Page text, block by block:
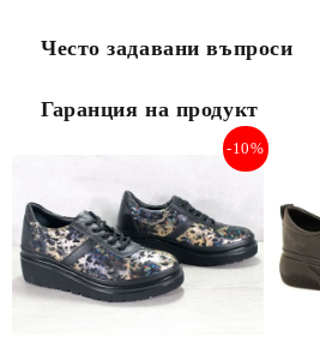
Често задавани въпроси
Гаранция на продукт
-10%